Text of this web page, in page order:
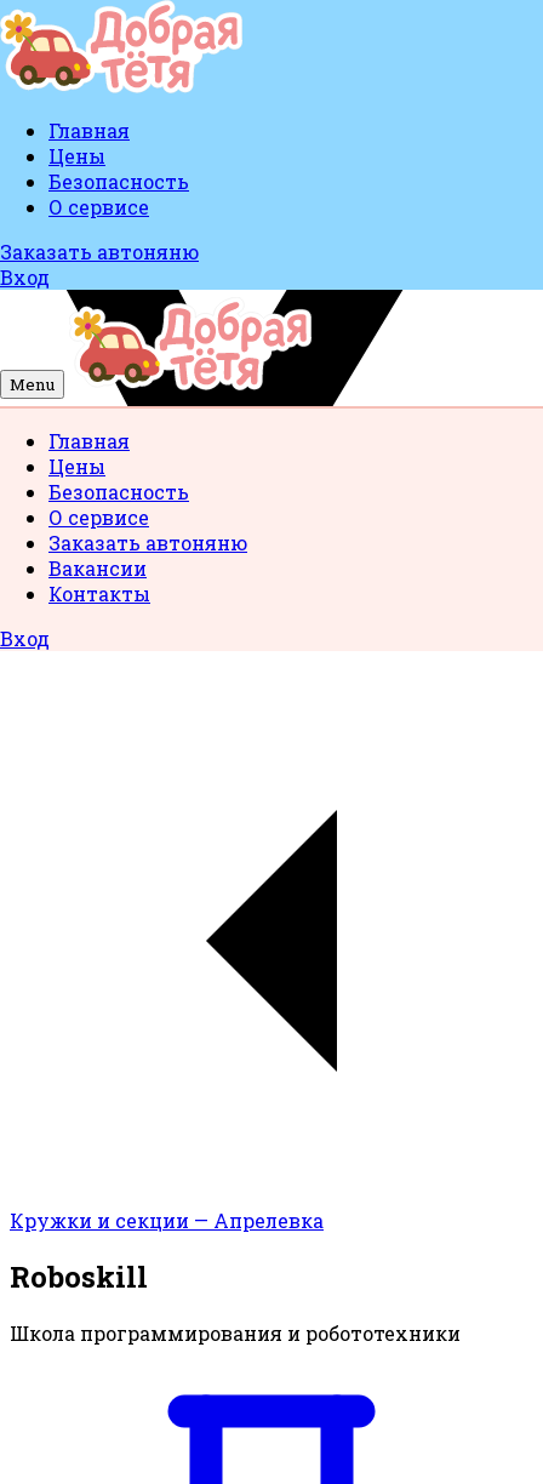
Главная
Цены
Безопасность
О сервисе
Заказать автоняню
Вход
Menu
Главная
Цены
Безопасность
О сервисе
Заказать автоняню
Вакансии
Контакты
Вход
Кружки и секции — Апрелевка
Roboskill
Школа программирования и робототехники